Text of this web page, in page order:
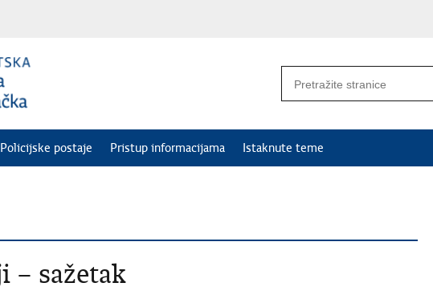
Policijske postaje Pristup informacijama Istaknute teme
– sažetak